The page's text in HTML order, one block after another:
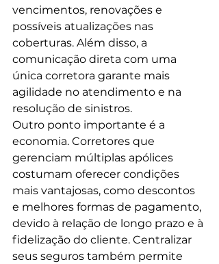
vencimentos, renovações e
possíveis atualizações nas
coberturas. Além disso, a
comunicação direta com uma
única corretora garante mais
agilidade no atendimento e na
resolução de sinistros.
Outro ponto importante é a
economia. Corretores que
gerenciam múltiplas apólices
costumam oferecer condições
mais vantajosas, como descontos
e melhores formas de pagamento,
devido à relação de longo prazo e à
fidelização do cliente. Centralizar
seus seguros também permite